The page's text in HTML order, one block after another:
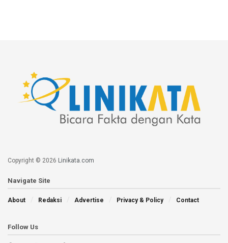
Copyright © 2026 Linikata.com
Navigate Site
About Redaksi Advertise Privacy & Policy Contact
Follow Us